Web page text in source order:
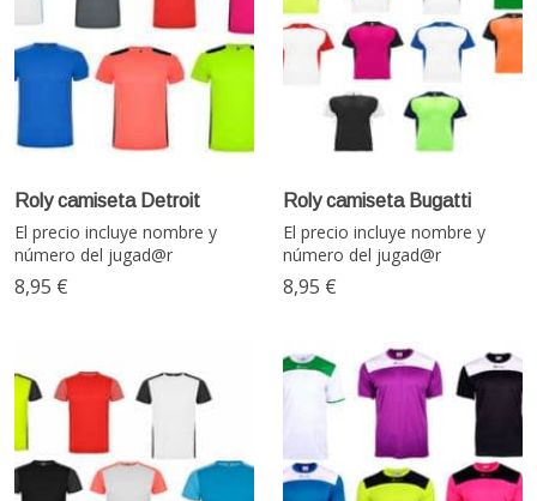
Roly camiseta Detroit
El precio incluye nombre y
número del jugad@r
8,95 €
Roly camiseta Bugatti
El precio incluye nombre y
número del jugad@r
8,95 €